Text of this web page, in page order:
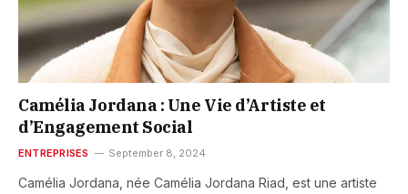
Camélia Jordana : Une Vie d’Artiste et
d’Engagement Social
ENTREPRISES September 8, 2024
Camélia Jordana, née Camélia Jordana Riad, est une artiste